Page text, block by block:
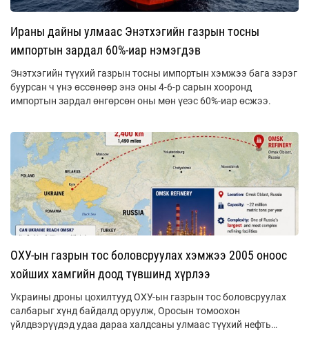
Ираны дайны улмаас Энэтхэгийн газрын тосны
импортын зардал 60%-иар нэмэгдэв
Энэтхэгийн түүхий газрын тосны импортын хэмжээ бага зэрэг
буурсан ч үнэ өссөнөөр энэ оны 4-6-р сарын хооронд
импортын зардал өнгөрсөн оны мөн үеэс 60%-иар өсжээ.
ОХУ-ын газрын тос боловсруулах хэмжээ 2005 оноос
хойших хамгийн доод түвшинд хүрлээ
Украины дроны цохилтууд ОХУ-ын газрын тос боловсруулах
салбарыг хүнд байдалд оруулж, Оросын томоохон
үйлдвэрүүдэд удаа дараа халдсаны улмаас түүхий нефть